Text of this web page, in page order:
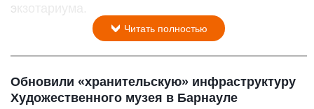
экзотариума.
Читать полностью
Обновили «хранительскую» инфраструктуру
Художественного музея в Барнауле